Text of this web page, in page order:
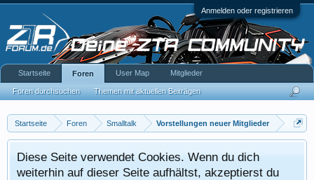
Anmelden oder registrieren
Startseite Foren Smalltalk Vorstellungen neuer Mitglieder
Diese Seite verwendet Cookies. Wenn du dich
weiterhin auf dieser Seite aufhältst, akzeptierst du
Startseite Foren
Foren durchsuchen Themen mit aktuellen Beiträgen
User Map Mitglieder